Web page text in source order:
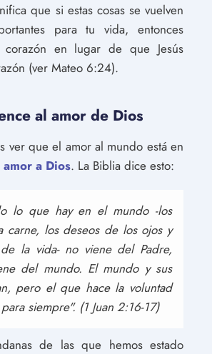
que si estas cosas se vuelven
para tu vida, entonces
corazón en lugar de que Jesús
(ver Mateo 6:24).
al amor de Dios
ver que el amor al mundo está en
a Dios. La Biblia dice esto:
lo que hay en el mundo -los
carne, los deseos de los ojos y
la vida- no viene del Padre,
del mundo. El mundo y sus
pero el que hace la voluntad
siempre". (1 Juan 2:16-17)
de las que hemos estado